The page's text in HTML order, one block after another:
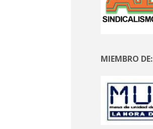
MIEMBRO DE: